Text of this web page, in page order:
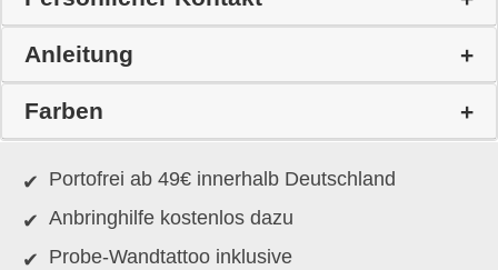
Anleitung
Farben
Portofrei ab 49€ innerhalb Deutschland
Anbringhilfe kostenlos dazu
Probe-Wandtattoo inklusive